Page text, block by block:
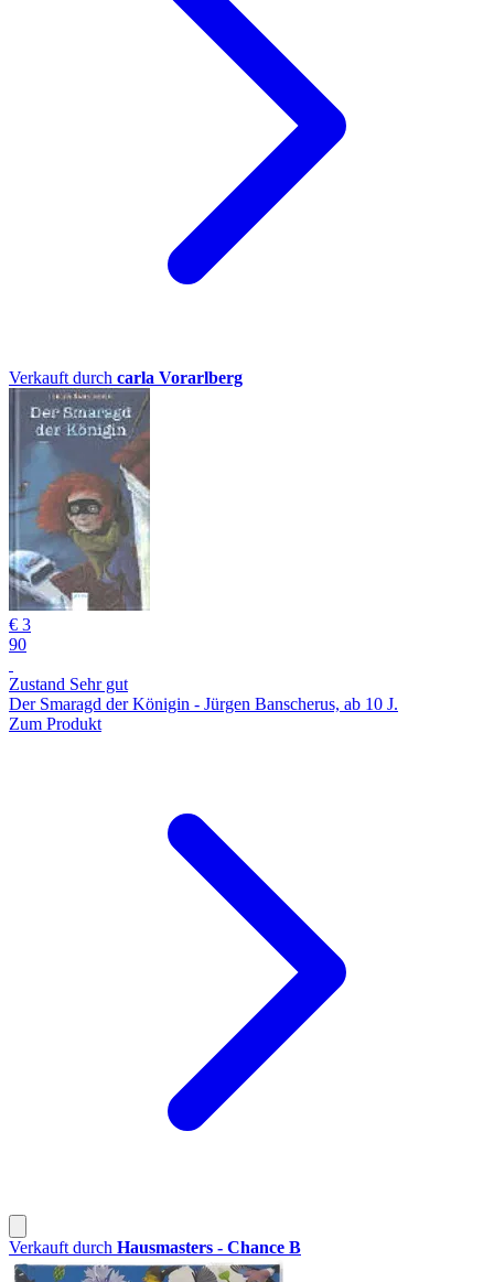
Verkauft durch carla Vorarlberg
€ 3
90
Zustand Sehr gut
Der Smaragd der Königin - Jürgen Banscherus, ab 10 J.
Zum Produkt
Verkauft durch Hausmasters - Chance B